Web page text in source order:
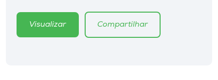
Rádio
Visualizar Compartilhar